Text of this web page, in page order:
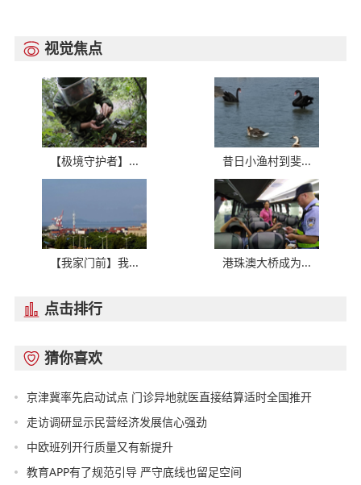
 视觉焦点
【极境守护者】... 昔日小渔村到斐...
【我家门前】我... 港珠澳大桥成为...
 点击排行
 猜你喜欢
京津冀率先启动试点 门诊异地就医直接结算适时全国推开
走访调研显示民营经济发展信心强劲
中欧班列开行质量又有新提升
教育APP有了规范引导 严守底线也留足空间